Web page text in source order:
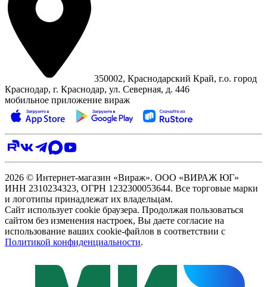
350002, Краснодарский Край, г.о. город
Краснодар, г. Краснодар, ул. Северная, д. 446
мобильное приложение вираж
2026 © Интернет-магазин «Вираж». ООО «ВИРАЖ ЮГ»
ИНН 2310234323, ОГРН 1232300053644. Все торговые марки
и логотипы принадлежат их владельцам.
Сайт использует cookie браузера. Продолжая пользоваться
сайтом без изменения настроек, Вы даете согласие на
использование ваших cookie-файлов в соответствии с
Политикой конфиденциальности.